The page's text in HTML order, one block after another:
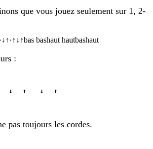
que vous jouez seulement sur 1, 2-
·↓ ↑·↑ ↓ ↑bas bashaut hautbashaut
:
↓   ↑    ↓   ↑
pas toujours les cordes.